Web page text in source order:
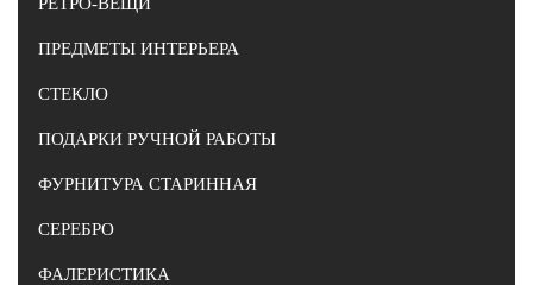
ПРЕДМЕТЫ ИНТЕРЬЕРА
СТЕКЛО
ПОДАРКИ РУЧНОЙ РАБОТЫ
ФУРНИТУРА СТАРИННАЯ
СЕРЕБРО
ФАЛЕРИСТИКА